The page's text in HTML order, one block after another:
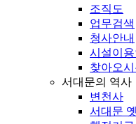
조직도
업무검색
청사안내
시설이용
찾아오
서대문의 역사
변천사
서대문